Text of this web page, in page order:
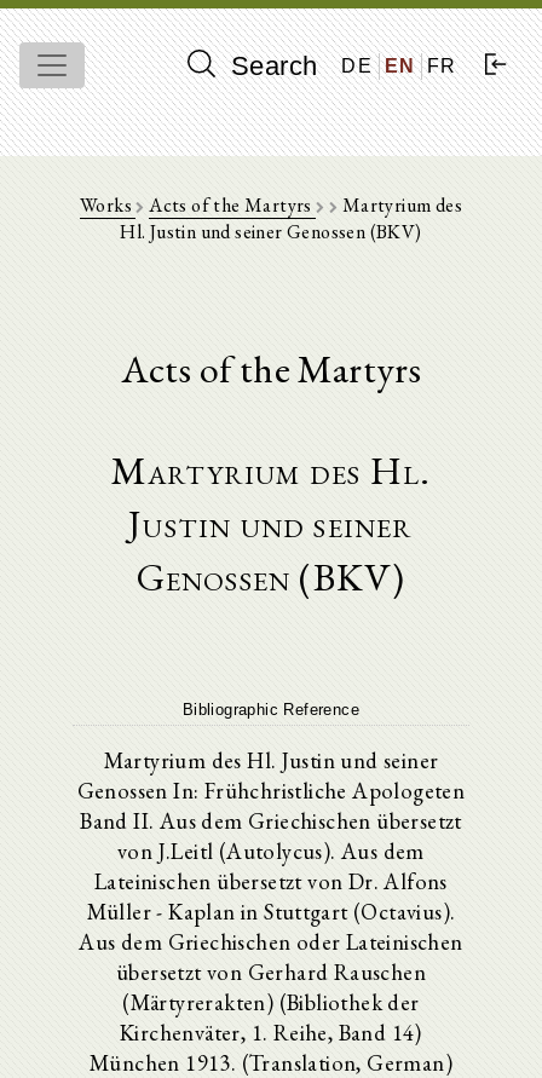
Search DE EN FR
Works Acts of the Martyrs
Martyrium des
Hl. Justin und seiner Genossen (BKV)
Acts of the Martyrs
Martyrium des Hl.
Justin und seiner
Genossen (BKV)
Bibliographic Reference
Martyrium des Hl. Justin und seiner
Genossen In: Frühchristliche Apologeten
Band II. Aus dem Griechischen übersetzt
von J.Leitl (Autolycus). Aus dem
Lateinischen übersetzt von Dr. Alfons
Müller - Kaplan in Stuttgart (Octavius).
Aus dem Griechischen oder Lateinischen
übersetzt von Gerhard Rauschen
(Märtyrerakten) (Bibliothek der
Kirchenväter, 1. Reihe, Band 14)
München 1913. (Translation, German)